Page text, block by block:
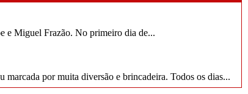
e Miguel Frazão. No primeiro dia de...
por muita diversão e brincadeira. Todos os dias...